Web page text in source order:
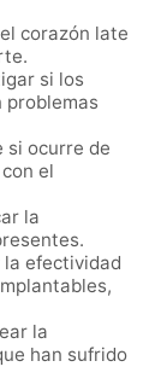
corazón late
si los
problemas
si ocurre de
el
la
la efectividad
la
han sufrido